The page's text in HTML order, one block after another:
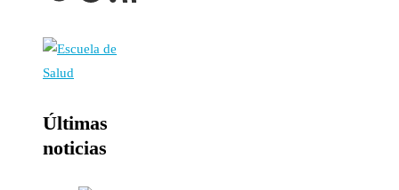
Últimas
noticias